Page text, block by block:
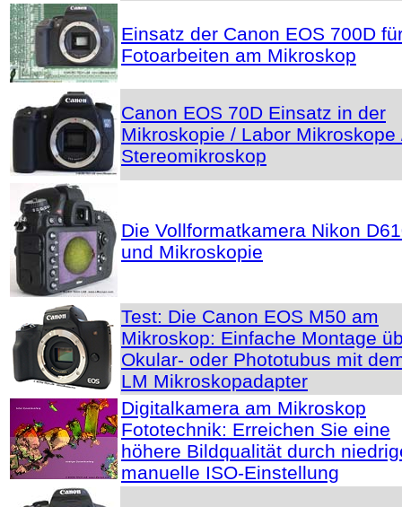
Einsatz der Canon EOS 700D
Fotoarbeiten am Mikroskop
Canon EOS 70D Einsatz in der
Mikroskopie / Labor Mikroskope
Stereomikroskop
Die Vollformatkamera Nikon
und Mikroskopie
Test: Die Canon EOS M50 am
Mikroskop: Einfache Montage
Okular- oder Phototubus mit
LM Mikroskopadapter
Digitalkamera am Mikroskop
Fototechnik: Erreichen Sie eine
höhere Bildqualität durch
manuelle ISO-Einstellung